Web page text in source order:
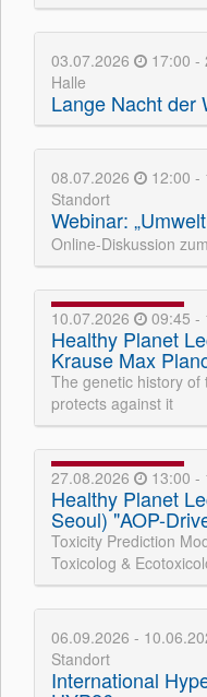
03.07.2026
17:00 -
Halle
Lange Nacht der
08.07.2026
12:00 -
Standort
Webinar:
Online-Diskussion
10.07.2026 09:45 -
Healthy Planet
Krause Max
The genetic history
protects against it
27.08.2026 13:00 -
Healthy Planet
Seoul) "AOP-
Toxicity Prediction
Toxicolog &
06.09.2026 -
Standort
International